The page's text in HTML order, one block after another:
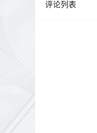
评论列表